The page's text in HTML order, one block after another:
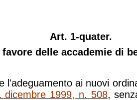
Art. 1-quater.
delle accademie di
l'adeguamento ai nuovi
dicembre 1999, n. 508,